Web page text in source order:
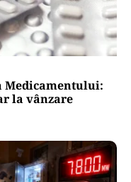
Medicamentului:
la vânzare